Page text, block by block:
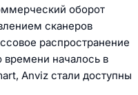
оборот
сканеров
распространение
времени началось в
Anviz стали доступны